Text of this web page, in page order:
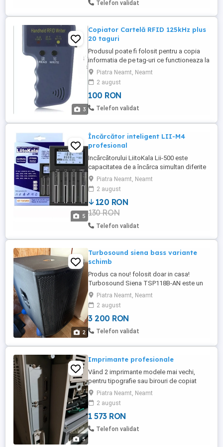
Telefon validat
3
Copiator Cartelă RFID 125kHz plus
20 taguri
Produsul poate fi folosit pentru a copia
informatia de pe tag-uri ce functioneaza la
o frecventa de 125 kHz. Taguri pentru
Interfon Instructiuni de utilizare: 1. Apasați
butonul READ si apropiati tag-ul de partea
stanga sus a aparatului. 2. Aparatul va
scoate un sunet ce confirma faptul ca a
Piatra Neamt, Neamt
2 august
100 RON
Telefon validat
5
Încărcător inteligent LII-M4
profesional
Incărcătorului LiitoKala Lii-500 este
capacitatea de a încărca simultan diferite
tipuri de baterii. Fiecare dintre cele patru
sloturi funcționează independent.
Încărcătorul este potrivit pentru baterii 145
AA AAA. Încărcătorul poate încărca baterii
Li-ion și Ni-MH și dispune de oserie de
funcții ...
Piatra Neamt, Neamt
2 august
120 RON
130 RON
Telefon validat
2
Turbosound siena bass variante
schimb
Produs ca nou! folosit doar in casa!
Turbosound Siena TSP118B-AN este un
subwoofer bass reflex activ cu difuzor de
18 . Proiectat sa functioneze de sine fara
controller, Siena TSP118B-AN produce
cantitati impresionante de frecvente joase
intr-o multitudine de aplicatii de sunet.
Piatra Neamt, Neamt
2 august
3 200 RON
Telefon validat
5
Imprimante profesionale
Vând 2 imprimante modele mai vechi,
pentru tipografie sau birouri de copiat
acte model HP LaserJet 8150 N,și 1
bucată Kyocera PS7000+,cu 2 cartușe de
rezerva, ambele listează A3, A4. Preț 100
euro bucata.
Piatra Neamt, Neamt
2 august
1 573 RON
Telefon validat